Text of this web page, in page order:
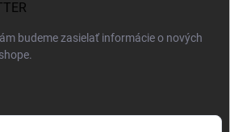
budeme zasielať informácie o nových